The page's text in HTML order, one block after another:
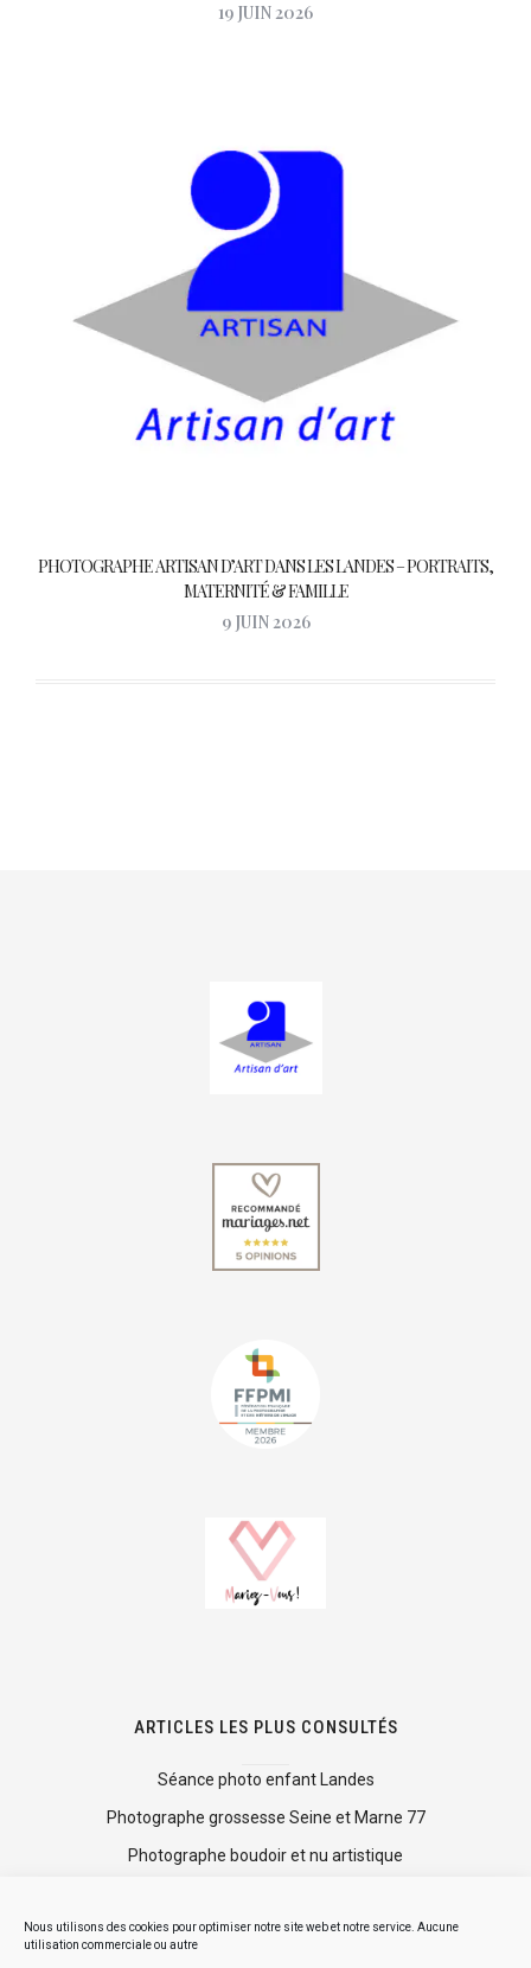
Nous utilisons des cookies pour optimiser notre site web et notre service. Aucune
utilisation commerciale ou autre
19 JUIN 2026
PHOTOGRAPHE ARTISAN D’ART DANS LES LANDES – PORTRAITS,
MATERNITÉ & FAMILLE
9 JUIN 2026
ARTICLES LES PLUS CONSULTÉS
Séance photo enfant Landes
Photographe grossesse Seine et Marne 77
Photographe boudoir et nu artistique
Mini séance photo Noël